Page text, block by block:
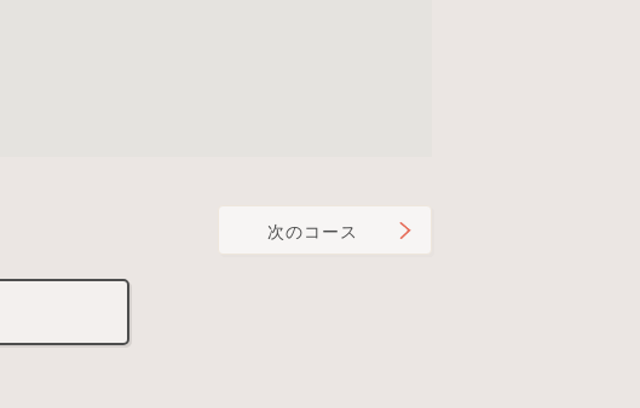
次のコース